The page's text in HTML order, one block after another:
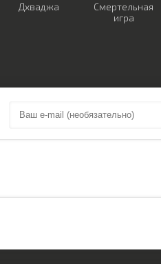
Дхваджа
Смертельная
игра